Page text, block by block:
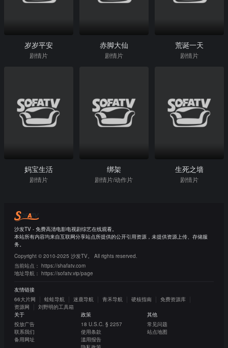
岁岁平安
剧情片
赤脚大仙
剧情片
荒诞一天
剧情片
妈宝生活
剧情片
绑架
剧情片/动作片
生死之墙
剧情片
沙发TV - 免费高清电影电视剧综艺在线观看。
本站所有内容均来自互联网分享站点所提供的公开引用资源，未提供资源上传、存储服
务。
Copyright © 2010-2025 沙发TV。 All rights reserved.
当前站点： https://shafatv.com
地址导航： https://sofatv.vip/page
友情链接
66大片网
蛙蛙导航 迷鹿导航 青禾导航 硬核指南
免费资源库
资源网
刘野明的工具箱
关于
投放广告
联系我们
备用网址
政策
18 U.S.C. § 2257
使用条款
滥用报告
其他
常见问题
站点地图